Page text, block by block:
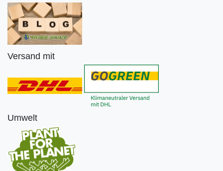
Versand mit
Umwelt